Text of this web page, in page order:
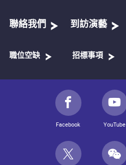
聯絡我們 到訪演藝
職位空缺 招標事項
Facebook YouTube